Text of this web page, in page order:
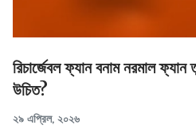
রিচার্জেবল ফ্যান বনাম নরমাল
উচিত?
২৯ এপ্রিল, ২০২৬